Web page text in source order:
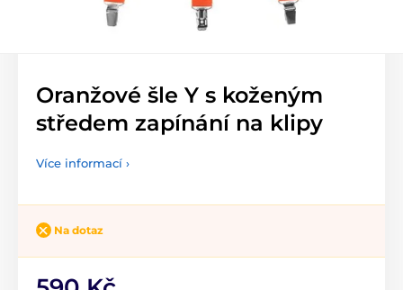
Oranžové šle Y s koženým
středem zapínání na klipy
Více informací ›
Na dotaz